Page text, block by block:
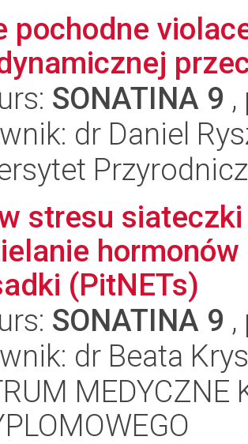
pochodne
SONATINA 9
dr Daniel
stresu
(PitNETs)
SONATINA 9
dr Beata
MEDYCZNE